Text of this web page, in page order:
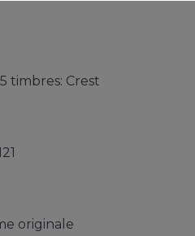
timbres: Crest
originale